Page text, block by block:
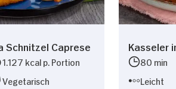
Schnitzel Caprese
1.127 kcal p. Portion
Vegetarisch
Kasseler
80 min
Leicht